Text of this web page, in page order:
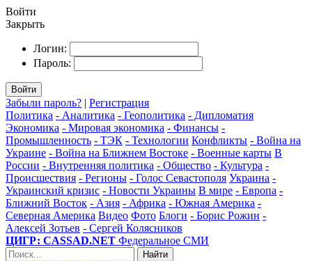
Войти
Закрыть
Логин:
Пароль:
Войти
Забыли пароль? | Регистрация
Политика - Аналитика - Геополитика - Дипломатия
Экономика - Мировая экономика - Финансы -
Промышленность - ТЭК - Технологии Конфликты - Война на
Украине - Война на Ближнем Востоке - Военные карты В
России - Внутренняя политика - Общество - Культура -
Происшествия - Регионы - Голос Севастополя Украина -
Украинский кризис - Новости Украины В мире - Европа -
Ближний Восток - Азия - Африка - Южная Америка -
Северная Америка Видео Фото Блоги - Борис Рожин -
Алексей Зотьев - Сергей Колясников
ЦИГР: CASSAD.NET Федеральное СМИ
Найти